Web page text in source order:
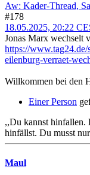
Aw: Kader-Thread,
#178
18.05.2025, 20:22
Jonas Marx wechselt
https://
eilenburg-verraet-
Willkommen bei den
Einer Person
,,Du kannst hinfallen.
hinfällst. Du musst
Maul